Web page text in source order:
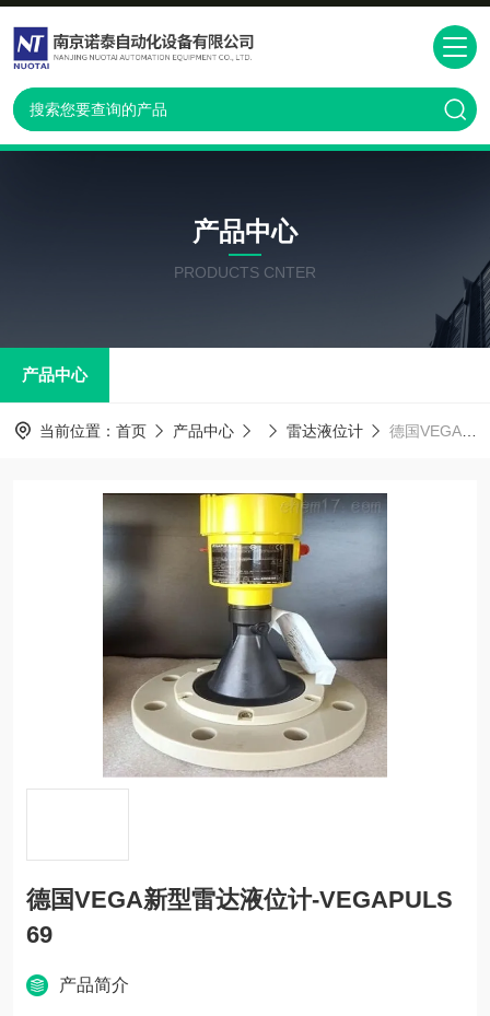
产品中心
PRODUCTS CNTER
产品中心
当前位置： 首页 产品中心 雷达液位计 德国VEGA新型雷达液位计-VEGAPULS69
德国VEGA新型雷达液位计-VEGAPULS
69
产品简介